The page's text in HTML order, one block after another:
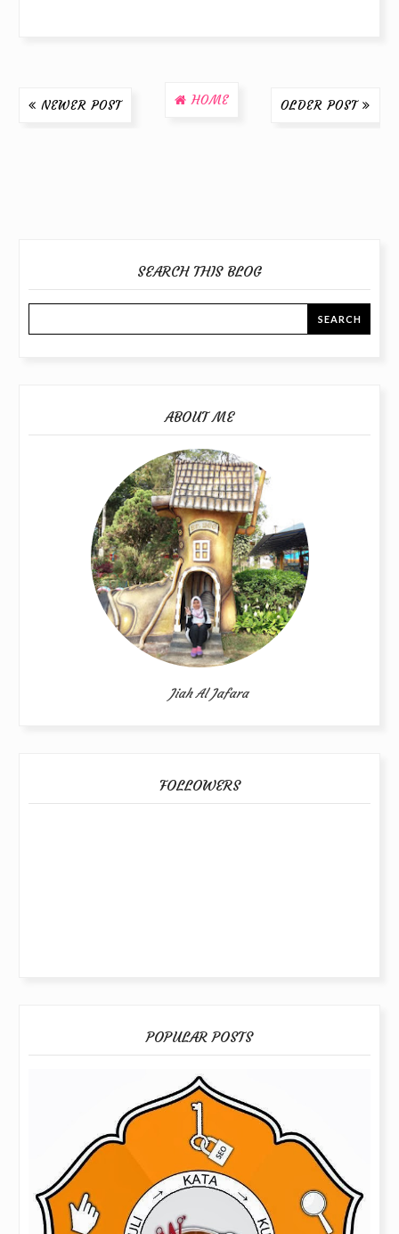
NEWER POST OLDER POST
HOME
SEARCH THIS BLOG
ABOUT ME
Jiah Al Jafara
FOLLOWERS
POPULAR POSTS